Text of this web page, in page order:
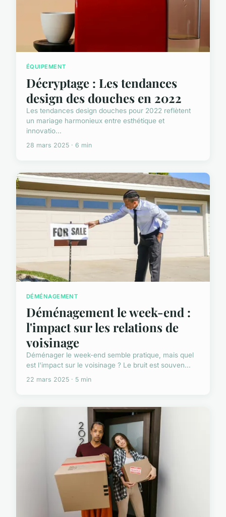
ÉQUIPEMENT
Décryptage : Les tendances
design des douches en 2022
Les tendances design douches pour 2022 reflètent
un mariage harmonieux entre esthétique et
innovatio...
28 mars 2025 · 6 min
DÉMÉNAGEMENT
Déménagement le week-end :
l'impact sur les relations de
voisinage
Déménager le week-end semble pratique, mais quel
est l'impact sur le voisinage ? Le bruit est souven...
22 mars 2025 · 5 min